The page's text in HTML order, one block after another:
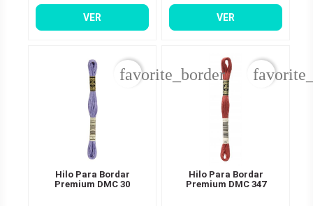
VER VER
Hilo Para Bordar
Premium DMC 30
favorite_border
Hilo Para Bordar
Premium DMC 347